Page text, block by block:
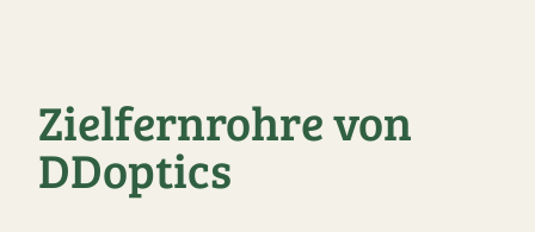
Zielfernrohre von
DDoptics